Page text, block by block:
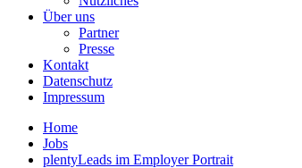
Über uns
Partner
Presse
Kontakt
Datenschutz
Impressum
Home
Jobs
plentyLeads im Employer Portrait